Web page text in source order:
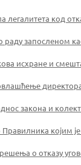
легалитета код
раду запосленом
исхране и
закона и
Правилника којим
о отказу